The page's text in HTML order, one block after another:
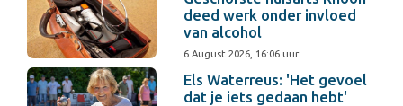
deed werk onder invloed
van alcohol
6 August 2026, 16:06 uur
Els Waterreus: 'Het gevoel
dat je iets gedaan hebt'